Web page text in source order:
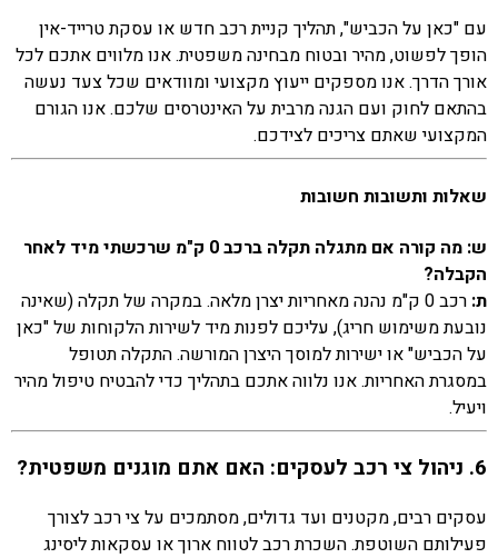
עם "כאן על הכביש", תהליך קניית רכב חדש או עסקת טרייד-אין
הופך לפשוט, מהיר ובטוח מבחינה משפטית. אנו מלווים אתכם לכל
אורך הדרך. אנו מספקים ייעוץ מקצועי ומוודאים שכל צעד נעשה
בהתאם לחוק ועם הגנה מרבית על האינטרסים שלכם. אנו הגורם
המקצועי שאתם צריכים לצידכם.
שאלות ותשובות חשובות
ש: מה קורה אם מתגלה תקלה ברכב 0 ק"מ שרכשתי מיד לאחר
הקבלה?
ת:
רכב 0 ק"מ נהנה מאחריות יצרן מלאה. במקרה של תקלה (שאינה
נובעת משימוש חריג), עליכם לפנות מיד לשירות הלקוחות של "כאן
על הכביש" או ישירות למוסך היצרן המורשה. התקלה תטופל
במסגרת האחריות. אנו נלווה אתכם בתהליך כדי להבטיח טיפול מהיר
ויעיל.
6. ניהול צי רכב לעסקים: האם אתם מוגנים משפטית?
עסקים רבים, מקטנים ועד גדולים, מסתמכים על צי רכב לצורך
פעילותם השוטפת. השכרת רכב לטווח ארוך או עסקאות ליסינג